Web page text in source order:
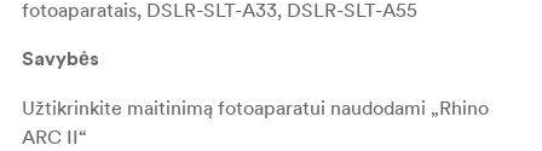
fotoaparatais, DSLR-SLT-A33, DSLR-SLT-A55
Savybės
Užtikrinkite maitinimą fotoaparatui naudodami „Rhino
ARC II“